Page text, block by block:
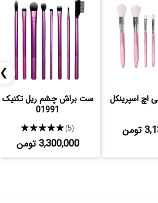
اسپرینکل
ست براش چشم ریل تکنیک
01991
★★★★★(5)
3,300,000 تومن
❯